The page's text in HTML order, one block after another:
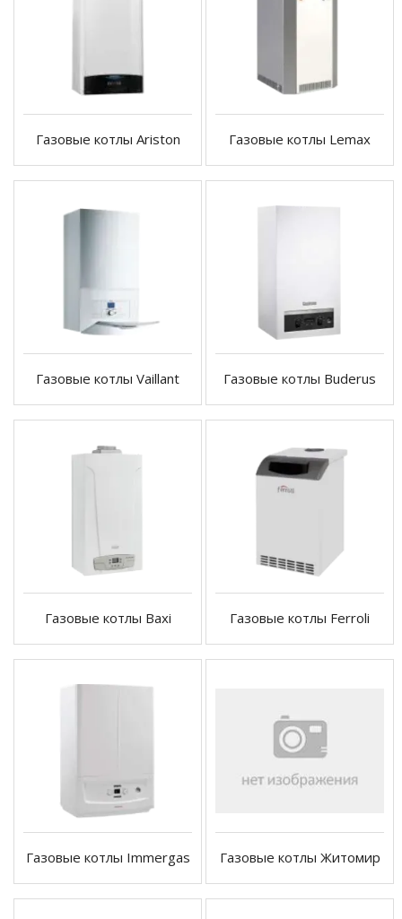
Газовые котлы Ariston Газовые котлы Lemax
Газовые котлы Vaillant Газовые котлы Buderus
Газовые котлы Baxi Газовые котлы Ferroli
Газовые котлы Immergas Газовые котлы Житомир